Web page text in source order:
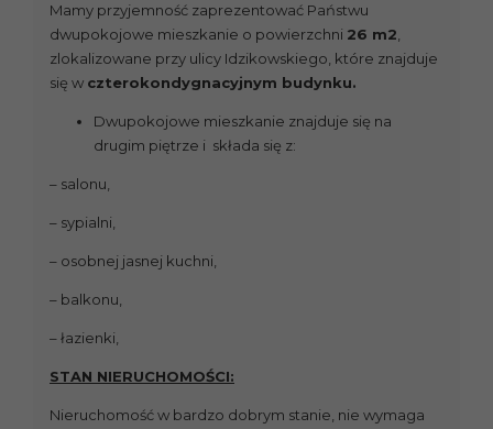
Mamy przyjemność zaprezentować Państwu
dwupokojowe mieszkanie o powierzchni 26 m2
zlokalizowane przy ulicy Idzikowskiego, które znajduje
się w czterokondygnacyjnym budynku.
Dwupokojowe mieszkanie znajduje się na
drugim piętrze i składa się z:
– salonu,
– sypialni,
– osobnej jasnej kuchni,
– balkonu,
– łazienki,
STAN NIERUCHOMOŚCI:
Nieruchomość w bardzo dobrym stanie, nie wymaga